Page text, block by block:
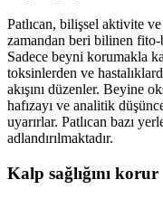
Patlıcan, bilişsel aktivite ve
zamandan beri bilinen
Sadece beyni korumakla
toksinlerden ve
akışını düzenler. Beyine
hafızayı ve analitik
uyarırlar. Patlıcan bazı
adlandırılmaktadır.
Kalp sağlığını korur